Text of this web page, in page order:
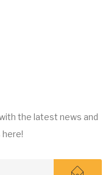
the latest news and
here!